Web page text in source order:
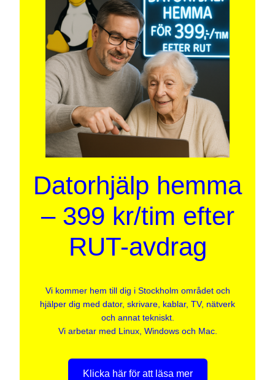
Datorhjälp hemma
– 399 kr/tim efter
RUT-avdrag
Vi kommer hem till dig i Stockholm området och
hjälper dig med dator, skrivare, kablar, TV, nätverk
och annat tekniskt.
Vi arbetar med Linux, Windows och Mac.
Klicka här för att läsa mer